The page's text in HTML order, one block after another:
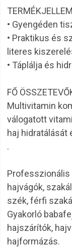
• Gyengéden
• Praktikus és
literes
• Táplálja és
FŐ
Multivitamin
válogatott
haj hidratálását
.
hajvágók,
szék, férfi
Gyakorló
hajszárítók,
hajformázás.